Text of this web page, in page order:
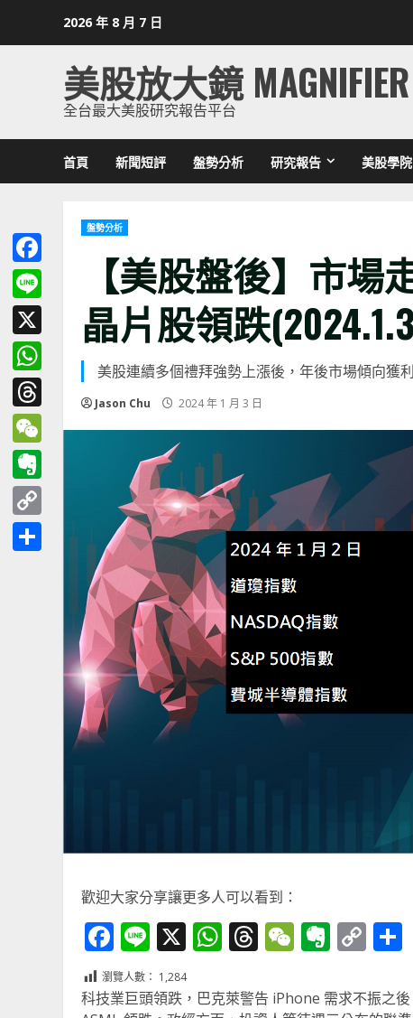
2026 年 8 月 7 日
美股放大鏡 MAGNIFIER
全台最大美股研究報告平台
首頁 新聞短評 盤勢分析 研究報告 美股學院
盤勢分析
【美股盤後】市
晶片股領跌
美股連續多個禮拜強勢上漲後，年後市場傾向獲
Jason Chu 2024 年 1 月 3 日
歡迎大家分享讓更多人可以看到：
Facebook
Line
X WhatsApp
Threads
WeChat
瀏覽人數： 1,284
科技業巨頭領跌，巴克萊警告 iPhone 需求不振之
Facebook
Line
X
WhatsApp
Threads
WeChat
Evernote
Copy